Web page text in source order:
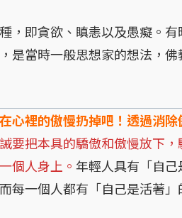
即貪欲、瞋恚以及愚癡。有
是當時一般思想家的想法，
心裡的傲慢扔掉吧！透過消
要把本具的驕傲和傲慢放下
個人身上。 年輕人具有「自
每一個人都有「自己是活著」